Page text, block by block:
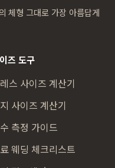
체형 그대로 가장 아름답게
즈 도구
스 사이즈 계산기
사이즈 계산기
측정 가이드
웨딩 체크리스트